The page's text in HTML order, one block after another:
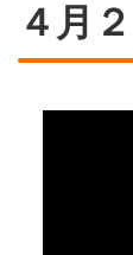
４月